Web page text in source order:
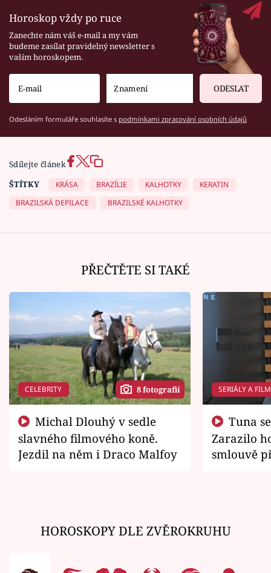
Horoskop vždy po ruce
Zanechte nám váš e-mail a my vám
budeme zasílat pravidelný newsletter s
vaším horoskopem.
ODESLAT
Odesláním formuláře souhlasíte s podmínkami zpracování osobních údajů
Sdílejte článek
ŠTÍTKY
KRÁSA BRAZÍLIE KALHOTKY
KERATIN
BRAZILSKÁ DEPILACE
BRAZILSKÉ KALHOTKY
PŘEČTĚTE SI TAKÉ
CELEBRITY 8 fotografií
slavného filmového koně.
Jezdil na něm i Draco Malfoy
SERIÁLY A
Zarazilo
smlouvě
HOROSKOPY DLE ZVĚROKRUHU